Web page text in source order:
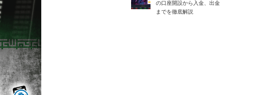
の口座開設から入金、出金
までを徹底解説